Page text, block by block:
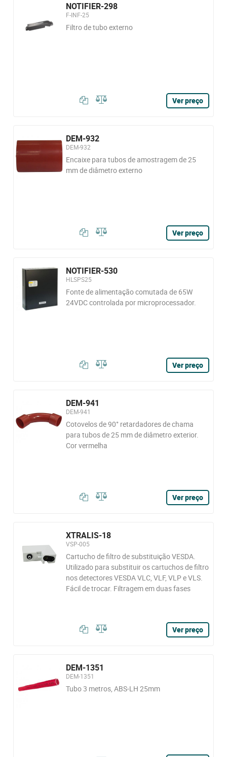
NOTIFIER-298
F-INF-25
Filtro de tubo externo
Ver preço
DEM-932
DEM-932
Encaixe para tubos de amostragem de 25
mm de diâmetro externo
Ver preço
NOTIFIER-530
HLSPS25
Fonte de alimentação comutada de 65W
24VDC controlada por microprocessador.
Ver preço
DEM-941
DEM-941
Cotovelos de 90° retardadores de chama
para tubos de 25 mm de diâmetro exterior.
Cor vermelha
Ver preço
XTRALIS-18
VSP-005
Cartucho de filtro de substituição VESDA.
Utilizado para substituir os cartuchos de filtro
nos detectores VESDA VLC, VLF, VLP e VLS.
Fácil de trocar. Filtragem em duas fases
Ver preço
DEM-1351
DEM-1351
Tubo 3 metros, ABS-LH 25mm